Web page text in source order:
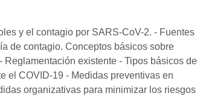
y el contagio por SARS-CoV-2. - Fuentes
de contagio. Conceptos básicos sobre
existente - Tipos básicos de
el COVID-19 - Medidas preventivas en
organizativas para minimizar los riesgos